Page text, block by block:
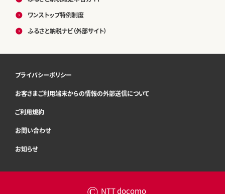
ワンストップ特例制度
ふるさと納税ナビ（外部サイト）
プライバシーポリシー
お客さまご利用端末からの情報の外部送信について
ご利用規約
お問い合わせ
お知らせ
NTT docomo